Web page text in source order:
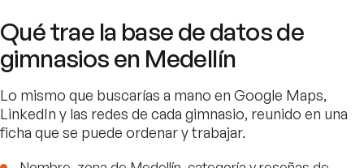
Qué trae la base de datos de
gimnasios en Medellín
Lo mismo que buscarías a mano en Google Maps,
LinkedIn y las redes de cada gimnasio, reunido en una
ficha que se puede ordenar y trabajar.